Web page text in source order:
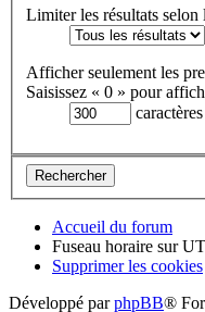
Limiter les résultats selon
Afficher seulement les
Saisissez « 0 » pour
Accueil du forum
Fuseau horaire sur
Supprimer les cookies
Développé parphpBB®